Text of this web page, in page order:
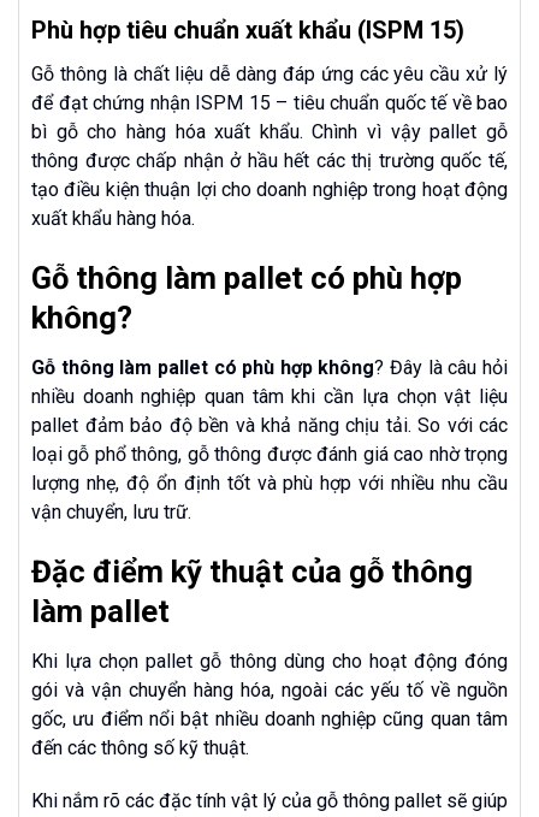
Phù hợp tiêu chuẩn xuất khẩu (ISPM 15)
Gỗ thông là chất liệu dễ dàng đáp ứng các yêu cầu xử lý
để đạt chứng nhận ISPM 15 – tiêu chuẩn quốc tế về bao
bì gỗ cho hàng hóa xuất khẩu. Chình vì vậy pallet gỗ
thông được chấp nhận ở hầu hết các thị trường quốc tế,
tạo điều kiện thuận lợi cho doanh nghiệp trong hoạt động
xuất khẩu hàng hóa.
Gỗ thông làm pallet có phù hợp
không?
Gỗ thông làm pallet có phù hợp không? Đây là câu hỏi
nhiều doanh nghiệp quan tâm khi cần lựa chọn vật liệu
pallet đảm bảo độ bền và khả năng chịu tải. So với các
loại gỗ phổ thông, gỗ thông được đánh giá cao nhờ trọng
lượng nhẹ, độ ổn định tốt và phù hợp với nhiều nhu cầu
vận chuyển, lưu trữ.
Đặc điểm kỹ thuật của gỗ thông
làm pallet
Khi lựa chọn pallet gỗ thông dùng cho hoạt động đóng
gói và vận chuyển hàng hóa, ngoài các yếu tố về nguồn
gốc, ưu điểm nổi bật nhiều doanh nghiệp cũng quan tâm
đến các thông số kỹ thuật.
Khi nắm rõ các đặc tính vật lý của gỗ thông pallet sẽ giúp